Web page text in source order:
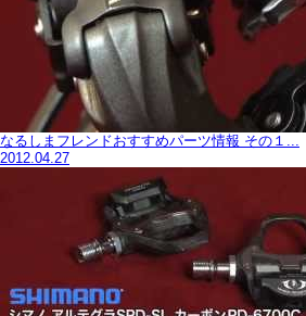
なるしまフレンドおすすめパーツ情報 その１...
2012.04.27